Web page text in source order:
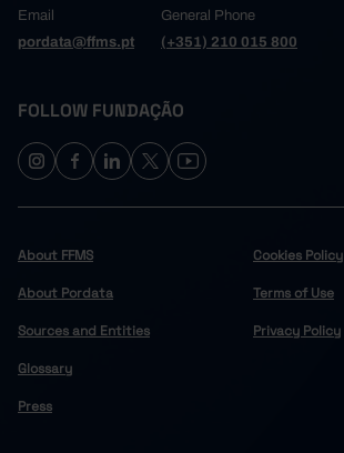
Email
pordata@ffms.pt
General Phone
(+351) 210 015 800
FOLLOW FUNDAÇÃO
About FFMS
About Pordata
Sources and Entities
Glossary
Press
Cookies Policy
Terms of Use
Privacy Policy